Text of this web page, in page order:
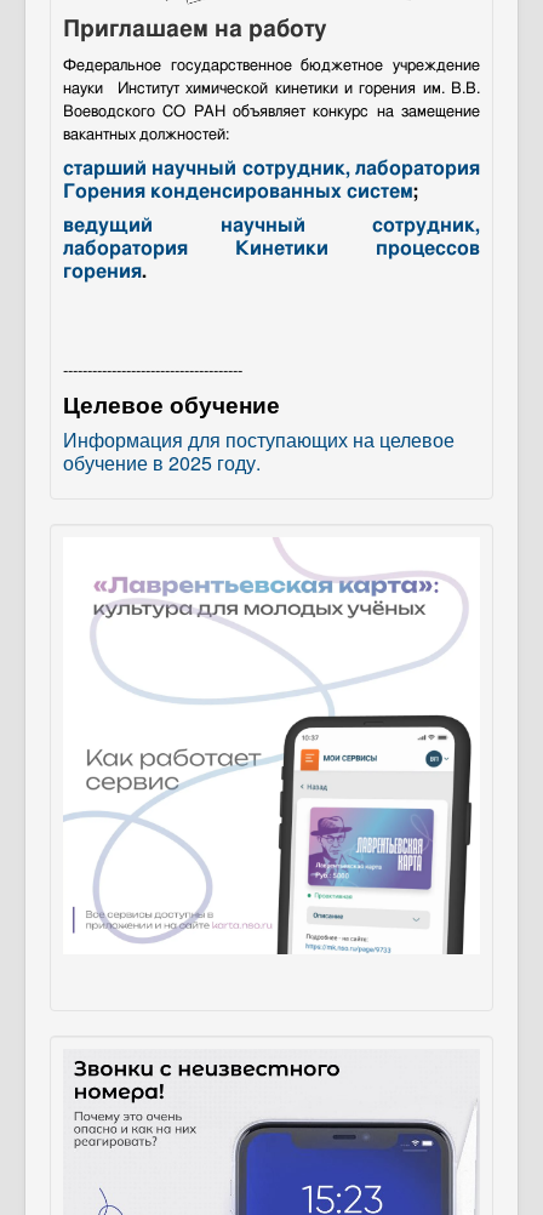
Приглашаем на работу
Федеральное государственное бюджетное учреждение
науки Институт химической кинетики и горения им. В.В.
Воеводского СО РАН объявляет конкурс на замещение
вакантных должностей:
старший научный сотрудник, лаборатория
Горения конденсированных систем;
ведущий научный сотрудник,
лаборатория Кинетики процессов
горения.
-------------------------------------
Целевое обучение
Информация для поступающих на целевое
обучение в 2025 году.